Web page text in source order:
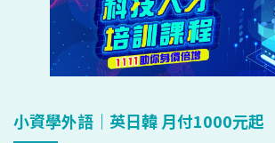
小資學外語｜英日韓 月付1000元起